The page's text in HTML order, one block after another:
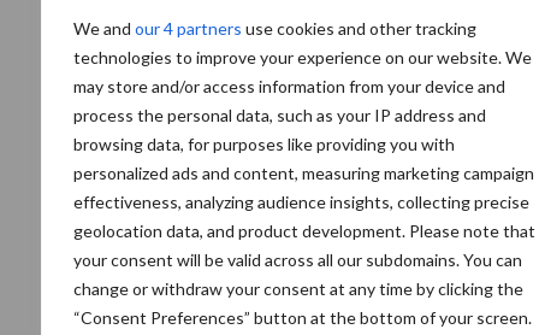
We and our 4 partners use cookies and other tracking
technologies to improve your experience on our website. We
may store and/or access information from your device and
process the personal data, such as your IP address and
browsing data, for purposes like providing you with
personalized ads and content, measuring marketing campaign
effectiveness, analyzing audience insights, collecting precise
geolocation data, and product development. Please note that
your consent will be valid across all our subdomains. You can
change or withdraw your consent at any time by clicking the
“Consent Preferences” button at the bottom of your screen.